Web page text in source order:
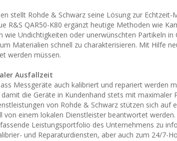
stellt Rohde & Schwarz seine Lösung zur Echtzeit-
R&S QAR50-K80 ergänzt heutige Methoden wie
Undichtigkeiten oder unerwünschten Partikeln in
Materialien schnell zu charakterisieren. Mit Hilfe
werden müssen.
Ausfallzeit
Messgeräte auch kalibriert und repariert werden
die Geräte in Kundenhand stets mit maximaler
von Rohde & Schwarz stützen sich auf
von einem lokalen Dienstleister beantwortet
Leistungsportfolio des Unternehmens zu
und Reparaturdiensten, aber auch zum 24/7-